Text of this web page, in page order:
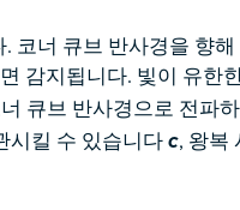
코너 큐브 반사경을 향
감지됩니다. 빛이 유한
큐브 반사경으로 전파
시킬 수 있습니다c, 왕복